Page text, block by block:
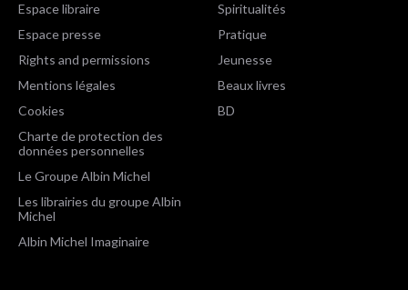
Espace libraire
Espace presse
Rights and permissions
Mentions légales
Cookies
Charte de protection des
données personnelles
Le Groupe Albin Michel
Les librairies du groupe Albin
Michel
Albin Michel Imaginaire
Spiritualités
Pratique
Jeunesse
Beaux livres
BD